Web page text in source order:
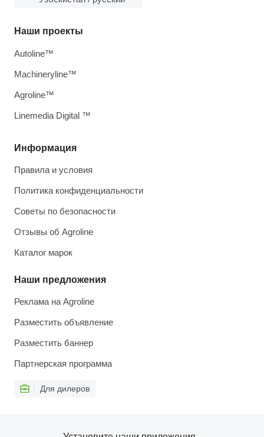
Информация
Правила и условия
Политика конфиденциальности
Советы по безопасности
Отзывы об Agroline
Каталог марок
Наши предложения
Реклама на Agroline
Разместить объявление
Разместить баннер
Партнерская программа
Для дилеров
Наши проекты
Autoline™
Machineryline™
Agroline™
Linemedia Digital ™